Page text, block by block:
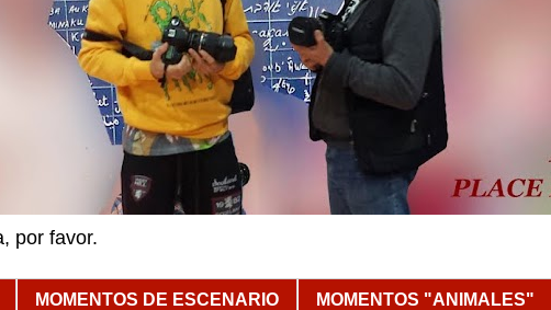
por favor.
MOMENTOS DE ESCENARIO MOMENTOS "ANIMALES"